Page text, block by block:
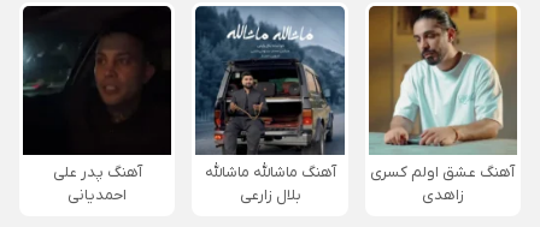
آهنگ عشق اولم کسری
زاهدی
آهنگ ماشالله ماشالله
بلال زارعی
آهنگ پدر علی
احمدیانی